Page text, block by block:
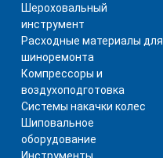
Шероховальный
инструмент
Расходные материалы для
шиноремонта
Компрессоры и
воздухоподготовка
Системы накачки колес
Шиповальное
оборудование
Инструменты